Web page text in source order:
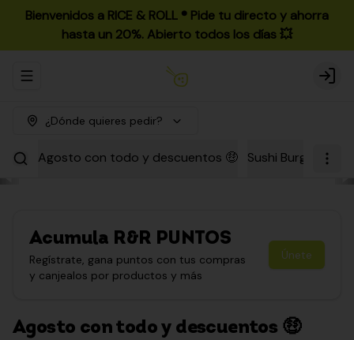
Bienvenidos a RICE & ROLL ®️ Pide tu directo y ahorra
hasta un 20%. Abierto todos los días 💥
Abrir menu de navegación Login
¿Dónde quieres pedir?
Agosto con todo y descuentos 🤑 Sushi Burgers
Acumula R&R PUNTOS
Regístrate, gana puntos con tus compras
y canjealos por productos y más
Únete
Agosto con todo y descuentos 🤑